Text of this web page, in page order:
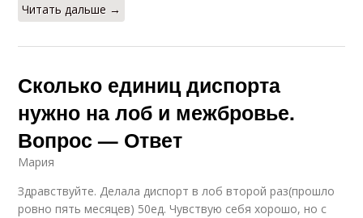
Читать дальше →
Сколько единиц диспорта
нужно на лоб и межбровье.
Вопрос — Ответ
Мария
Здравствуйте. Делала диспорт в лоб второй раз(прошло
ровно пять месяцев) 50ед. Чувствую себя хорошо, но с